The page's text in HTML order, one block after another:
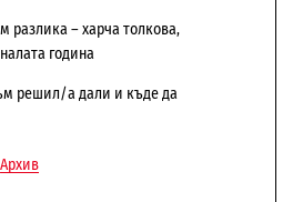
разлика – харча толкова,
година
решил/а дали и къде да
Архив